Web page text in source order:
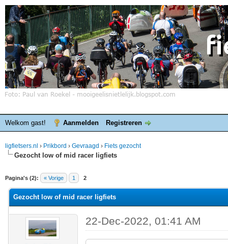
Welkom gast! Aanmelden Registreren
ligfietsers.nl › Prikbord › Gevraagd › Fiets gezocht
Gezocht low of mid racer ligfiets
Pagina's (2): « Vorige 1 2
waardering is 0
Gezocht low of mid racer ligfiets
22-Dec-2022, 01:41 AM